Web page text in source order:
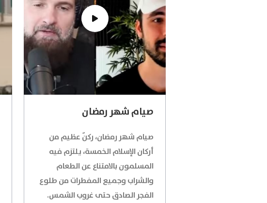
صيام شهر رمضان
صيام شهر رمضان، ركنٌ عظيم من
أركان الإسلام الخمسة، يلتزم فيه
المسلمون بالامتناع عن الطعام
والشراب وجميع المفطرات من طلوع
الفجر الصادق حتى غروب الشمس.